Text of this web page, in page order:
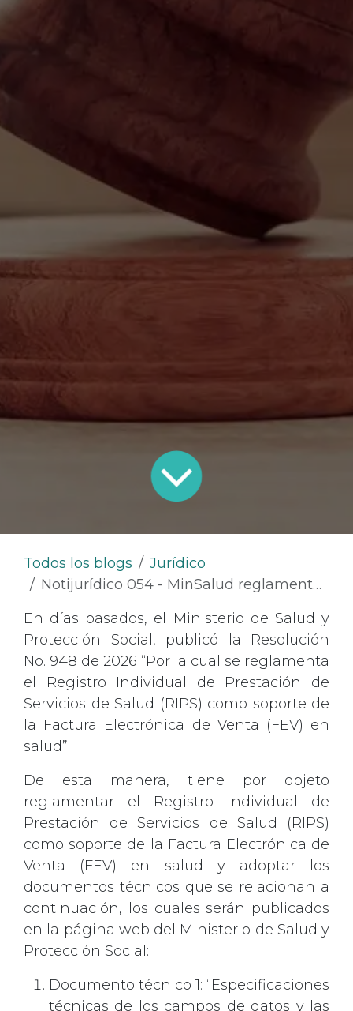
Todos los blogs
Jurídico
Notijurídico 054 - MinSalud reglamenta el Registro Individual de Prestación de Servicios de Salud como soporte de la Factura Electrónica de Venta
En días pasados, el Ministerio de Salud y
Protección Social, publicó la Resolución
No. 948 de 2026 “Por la cual se reglamenta
el Registro Individual de Prestación de
Servicios de Salud (RIPS) como soporte de
la Factura Electrónica de Venta (FEV) en
salud”.
De esta manera, tiene por objeto
reglamentar el Registro Individual de
Prestación de Servicios de Salud (RIPS)
como soporte de la Factura Electrónica de
Venta (FEV) en salud y adoptar los
documentos técnicos que se relacionan a
continuación, los cuales serán publicados
en la página web del Ministerio de Salud y
Protección Social:
Documento técnico 1: “Especificaciones
técnicas de los campos de datos y las